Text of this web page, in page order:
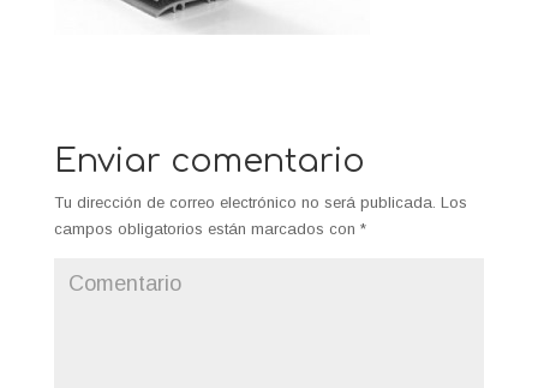
Enviar comentario
Tu dirección de correo electrónico no será publicada. Los
campos obligatorios están marcados con *